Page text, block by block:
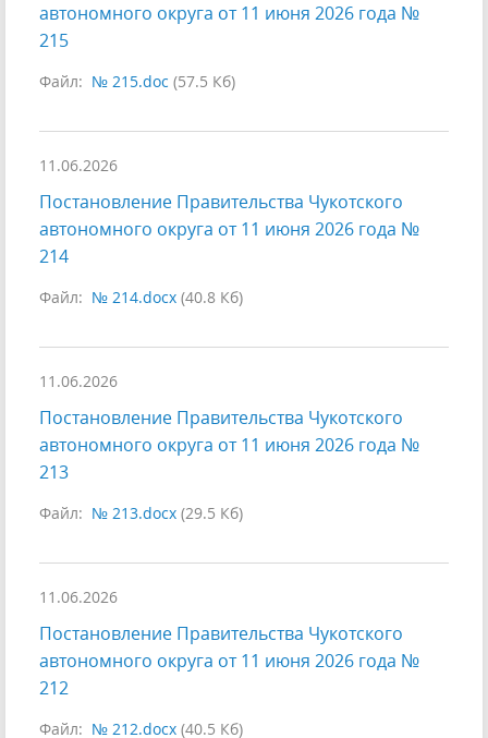
автономного округа от 11 июня 2026 года №
215
Файл: № 215.doc (57.5 Кб)
11.06.2026
Постановление Правительства Чукотского
автономного округа от 11 июня 2026 года №
214
Файл: № 214.docx (40.8 Кб)
11.06.2026
Постановление Правительства Чукотского
автономного округа от 11 июня 2026 года №
213
Файл: № 213.docx (29.5 Кб)
11.06.2026
Постановление Правительства Чукотского
автономного округа от 11 июня 2026 года №
212
Файл: № 212.docx (40.5 Кб)